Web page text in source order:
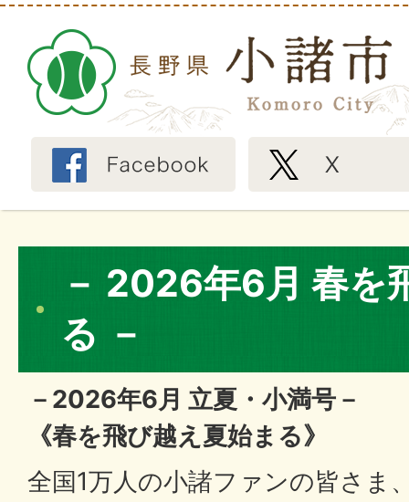
－ 2026年6月 春を
る －
－2026年6月 立夏・小満号－
《春を飛び越え夏始まる》
全国1万人の小諸ファンの皆さま